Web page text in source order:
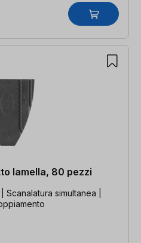
lamella, 80 pezzi
simultanea |